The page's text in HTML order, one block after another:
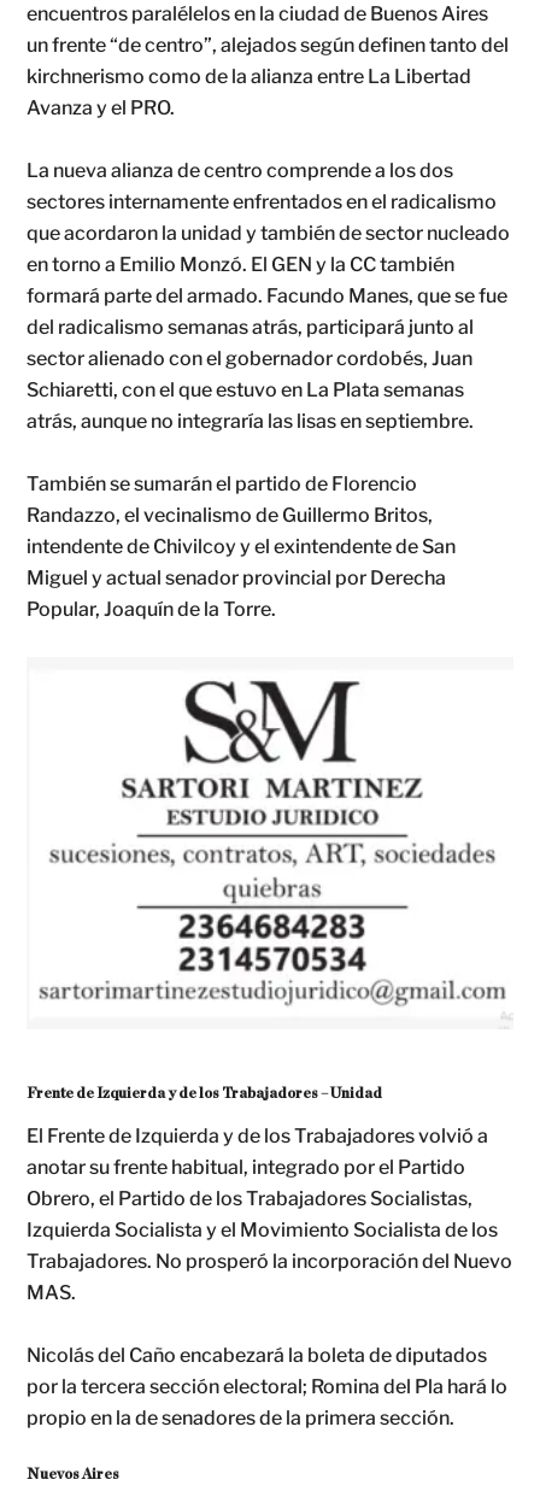
encuentros paralélelos en la ciudad de Buenos Aires
un frente “de centro”, alejados según definen tanto del
kirchnerismo como de la alianza entre La Libertad
Avanza y el PRO.
La nueva alianza de centro comprende a los dos
sectores internamente enfrentados en el radicalismo
que acordaron la unidad y también de sector nucleado
en torno a Emilio Monzó. El GEN y la CC también
formará parte del armado. Facundo Manes, que se fue
del radicalismo semanas atrás, participará junto al
sector alienado con el gobernador cordobés, Juan
Schiaretti, con el que estuvo en La Plata semanas
atrás, aunque no integraría las lisas en septiembre.
También se sumarán el partido de Florencio
Randazzo, el vecinalismo de Guillermo Britos,
intendente de Chivilcoy y el exintendente de San
Miguel y actual senador provincial por Derecha
Popular, Joaquín de la Torre.
Frente de Izquierda y de los Trabajadores – Unidad
El Frente de Izquierda y de los Trabajadores volvió a
anotar su frente habitual, integrado por el Partido
Obrero, el Partido de los Trabajadores Socialistas,
Izquierda Socialista y el Movimiento Socialista de los
Trabajadores. No prosperó la incorporación del Nuevo
MAS.
Nicolás del Caño encabezará la boleta de diputados
por la tercera sección electoral; Romina del Pla hará lo
propio en la de senadores de la primera sección.
Nuevos Aires